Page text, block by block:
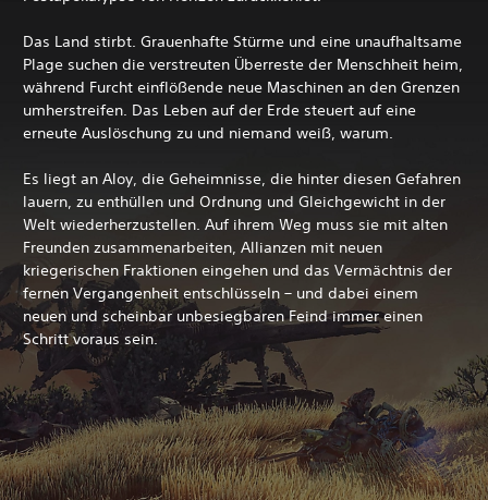
Das Land stirbt. Grauenhafte Stürme und eine unaufhaltsame
Plage suchen die verstreuten Überreste der Menschheit heim,
während Furcht einflößende neue Maschinen an den Grenzen
umherstreifen. Das Leben auf der Erde steuert auf eine
erneute Auslöschung zu und niemand weiß, warum.
Es liegt an Aloy, die Geheimnisse, die hinter diesen Gefahren
lauern, zu enthüllen und Ordnung und Gleichgewicht in der
Welt wiederherzustellen. Auf ihrem Weg muss sie mit alten
Freunden zusammenarbeiten, Allianzen mit neuen
kriegerischen Fraktionen eingehen und das Vermächtnis der
fernen Vergangenheit entschlüsseln – und dabei einem
neuen und scheinbar unbesiegbaren Feind immer einen
Schritt voraus sein.